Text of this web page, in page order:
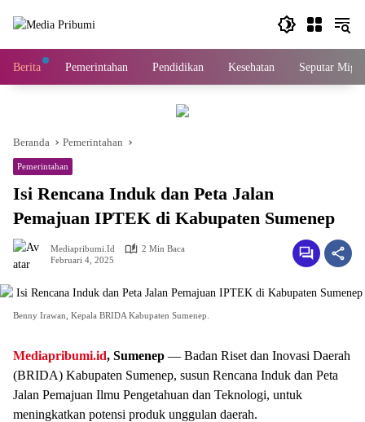
Berita Pemerintahan Pendidikan Kesehatan Seputar Migas
Beranda Pemerintahan
Pemerintahan
Isi Rencana Induk dan Peta Jalan
Pemajuan IPTEK di Kabupaten Sumenep
Mediapribumi.id
2 Min Baca
Februari 4, 2025
Benny Irawan, Kepala BRIDA Kabupaten Sumenep.
Mediapribumi.id, Sumenep — Badan Riset dan Inovasi Daerah
(BRIDA) Kabupaten Sumenep, susun Rencana Induk dan Peta
Jalan Pemajuan Ilmu Pengetahuan dan Teknologi, untuk
meningkatkan potensi produk unggulan daerah.